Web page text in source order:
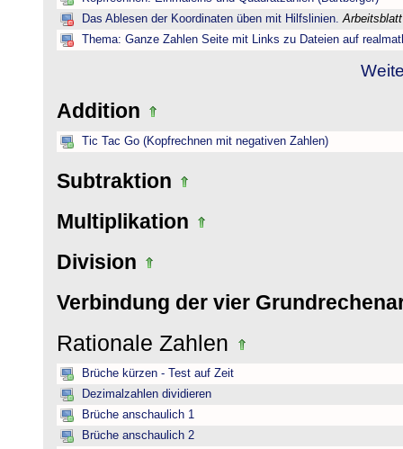
Das Ablesen der Koordinaten üben mit Hilfslinien.
Thema: Ganze Zahlen Seite mit Links zu Dateien auf
Addition
Tic Tac Go (Kopfrechnen mit negativen Zahlen)
Subtraktion
Multiplikation
Division
Verbindung der vier
Rationale Zahlen
Brüche kürzen - Test auf Zeit
Dezimalzahlen dividieren
Brüche anschaulich 1
Brüche anschaulich 2